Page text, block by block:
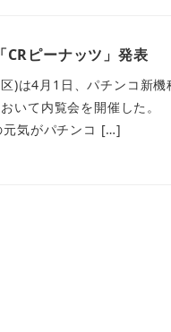
ピーナッツ」発表
)は4月1日、パチンコ新
いて内覧会を開催した。
元気がパチンコ […]